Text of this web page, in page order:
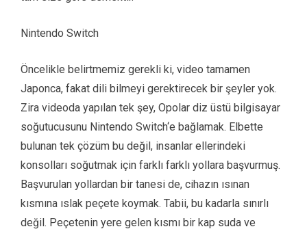
Nintendo Switch
Öncelikle belirtmemiz gerekli ki, video tamamen
Japonca, fakat dili bilmeyi gerektirecek bir şeyler yok.
Zira videoda yapılan tek şey, Opolar diz üstü bilgisayar
soğutucusunu Nintendo Switch‘e bağlamak. Elbette
bulunan tek çözüm bu değil, insanlar ellerindeki
konsolları soğutmak için farklı farklı yollara başvurmuş.
Başvurulan yollardan bir tanesi de, cihazın ısınan
kısmına ıslak peçete koymak. Tabii, bu kadarla sınırlı
değil. Peçetenin yere gelen kısmı bir kap suda ve